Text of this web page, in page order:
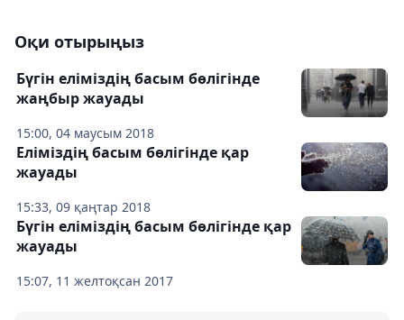
Оқи отырыңыз
15:00, 04 маусым 2018
Бүгін еліміздің басым бөлігінде
жаңбыр жауады
15:33, 09 қаңтар 2018
Еліміздің басым бөлігінде қар
жауады
15:07, 11 желтоқсан 2017
Бүгін еліміздің басым бөлігінде қар
жауады